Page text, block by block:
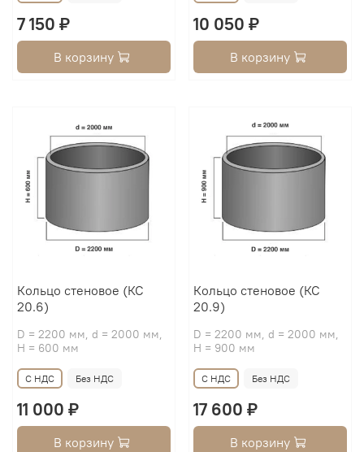
7 150 ₽
В корзину
10 050 ₽
В корзину
Кольцо стеновое (КС
20.6)
D = 2200 мм, d = 2000 мм,
H = 600 мм
С НДС Без НДС
11 000 ₽
В корзину
Кольцо стеновое (КС
20.9)
D = 2200 мм, d = 2000 мм,
H = 900 мм
С НДС Без НДС
17 600 ₽
В корзину